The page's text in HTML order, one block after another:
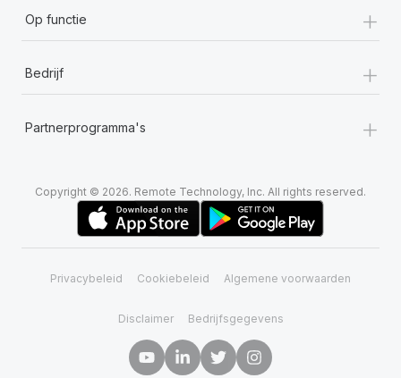
Op functie +
Bedrijf +
Partnerprogramma's +
Copyright © 2026. Remote Technology, Inc. All rights reserved.
Privacybeleid Cookiebeleid Algemene voorwaarden
Disclaimer Bedrijfsgegevens